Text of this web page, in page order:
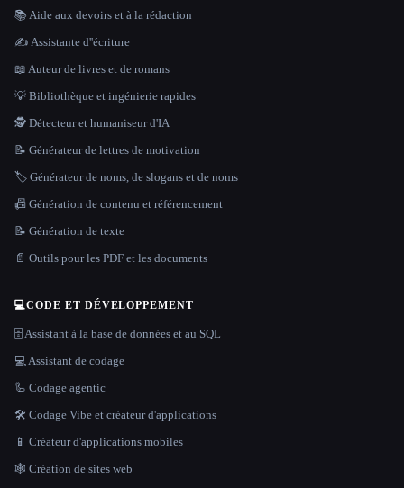
📚 Aide aux devoirs et à la rédaction
✍️ Assistante d''écriture
📖 Auteur de livres et de romans
💡 Bibliothèque et ingénierie rapides
🕵️ Détecteur et humaniseur d'IA
📝 Générateur de lettres de motivation
🏷️ Générateur de noms, de slogans et de noms
📠 Génération de contenu et référencement
📝 Génération de texte
📄 Outils pour les PDF et les documents
💻CODE ET DÉVELOPPEMENT
🗄️ Assistant à la base de données et au SQL
💻 Assistant de codage
🦾 Codage agentic
🛠️ Codage Vibe et créateur d'applications
📱 Créateur d'applications mobiles
🕸 Création de sites web